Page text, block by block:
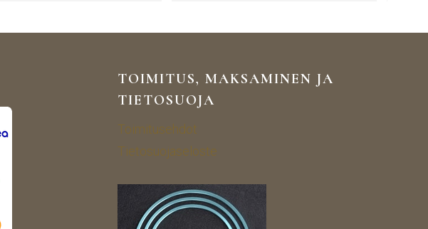
TOIMITUS, MAKSAMINEN JA
TIETOSUOJA
Toimitusehdot
Tietosuojaseloste